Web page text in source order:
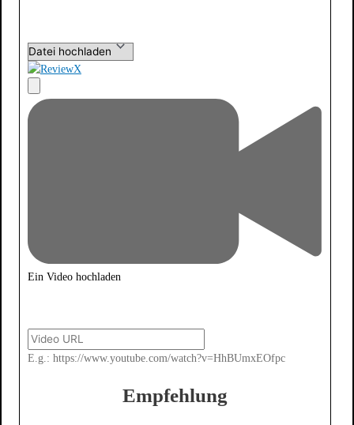
Ein Video hochladen
E.g.: https://www.youtube.com/watch?v=HhBUmxEOfpc
Empfehlung